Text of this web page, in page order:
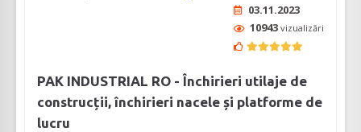
03.11.2023
10943 vizualizări
PAK INDUSTRIAL RO - Închirieri utilaje de
construcții, închirieri nacele și platforme de
lucru